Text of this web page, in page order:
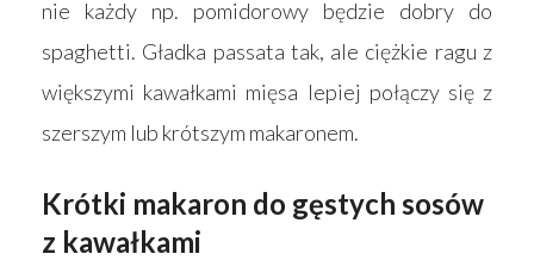
nie każdy np. pomidorowy będzie dobry do
spaghetti. Gładka passata tak, ale ciężkie ragu z
większymi kawałkami mięsa lepiej połączy się z
szerszym lub krótszym makaronem.
Krótki makaron do gęstych sosów
z kawałkami